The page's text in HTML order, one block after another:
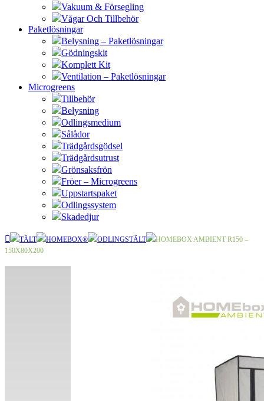
Vakuum & Försegling
Vågar Och Tillbehör
Paketlösningar
Belysning – Paketlösningar
Gödningskit
Komplett Kit
Ventilation – Paketlösningar
Microgreens
Tillbehör
Belysning
Odlingsmedium
Sålådor
Trädgårdsgödsel
Trädgårdsutrust
Grönsaksfrön
Fröer – Microgreens
Uppstartspaket
Odlingssystem
Skadedjur
TÄLT HOMEBOX® ODLINGSTÄLT
HOMEBOX AMBIENT R150 –
150X80X200